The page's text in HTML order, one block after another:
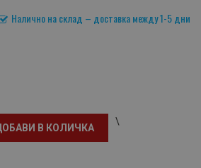
Налично на склад – доставка между 1-5 дни
В КОЛИЧКА
\